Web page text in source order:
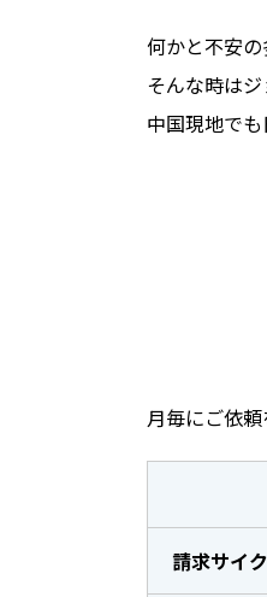
何かと不安
そんな時はジ
中国現地で
月毎にご依
請求サイ